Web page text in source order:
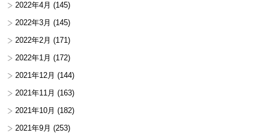
2022年4月 (145)
2022年3月 (145)
2022年2月 (171)
2022年1月 (172)
2021年12月 (144)
2021年11月 (163)
2021年10月 (182)
2021年9月 (253)